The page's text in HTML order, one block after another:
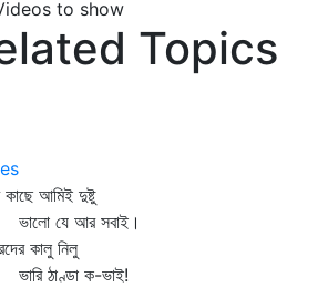
to show
Topics
কাছে আমিই দুষ্টু
যে আর সবাই।
কালু নিলু
ঠাণ্ডা ক-ভাই!